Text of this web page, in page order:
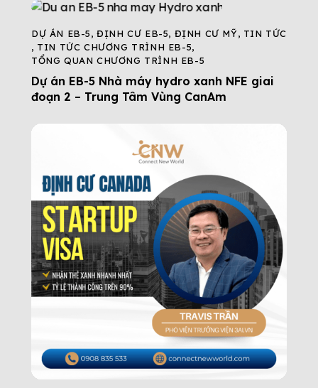
DỰ ÁN EB-5,ĐỊNH CƯ EB-5, ĐỊNH CƯ MỸ, TIN TỨC
, TIN TỨC CHƯƠNG TRÌNH EB-5,
TỔNG QUAN CHƯƠNG TRÌNH EB-5
Dự án EB-5 Nhà máy hydro xanh NFE giai
đoạn 2 – Trung Tâm Vùng CanAm